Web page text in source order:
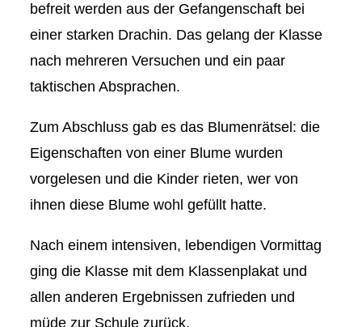
befreit werden aus der Gefangenschaft bei
einer starken Drachin. Das gelang der Klasse
nach mehreren Versuchen und ein paar
taktischen Absprachen.⁠⁠
Zum Abschluss gab es das Blumenrätsel: die
Eigenschaften von einer Blume wurden
vorgelesen und die Kinder rieten, wer von
ihnen diese Blume wohl gefüllt hatte. ⁠⁠
Nach einem intensiven, lebendigen Vormittag
ging die Klasse mit dem Klassenplakat und
allen anderen Ergebnissen zufrieden und
müde zur Schule zurück.⁠